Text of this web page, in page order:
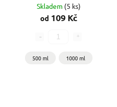
Skladem (5 ks)
od 109 Kč
500 ml 1000 ml